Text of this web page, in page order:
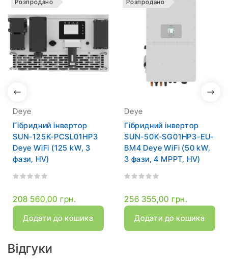
Розпродано
Deye
Гібридний інвертор
SUN-125K-PCSL01HP3
Deye WiFi (125 kW, 3
фази, HV)
208 560,00 грн.
Додати до кошика
Розпродано
Deye
Гібридний інвертор
SUN-50K-SG01HP3-EU-
BM4 Deye WiFi (50 kW,
3 фази, 4 MPPT, HV)
256 355,00 грн.
Додати до кошика
Відгуки